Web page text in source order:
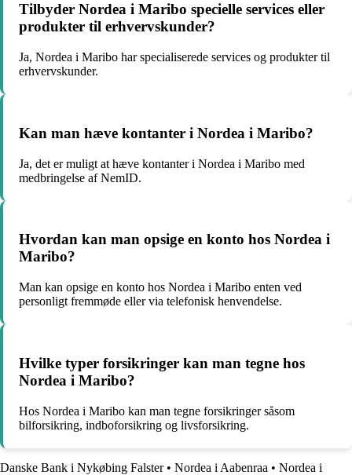
Tilbyder Nordea i Maribo specielle services eller
produkter til erhvervskunder?
Ja, Nordea i Maribo har specialiserede services og produkter til
erhvervskunder.
Kan man hæve kontanter i Nordea i Maribo?
Ja, det er muligt at hæve kontanter i Nordea i Maribo med
medbringelse af NemID.
Hvordan kan man opsige en konto hos Nordea i
Maribo?
Man kan opsige en konto hos Nordea i Maribo enten ved
personligt fremmøde eller via telefonisk henvendelse.
Hvilke typer forsikringer kan man tegne hos
Nordea i Maribo?
Hos Nordea i Maribo kan man tegne forsikringer såsom
bilforsikring, indboforsikring og livsforsikring.
Danske Bank i Nykøbing Falster• Nordea i Aabenraa • Nordea i